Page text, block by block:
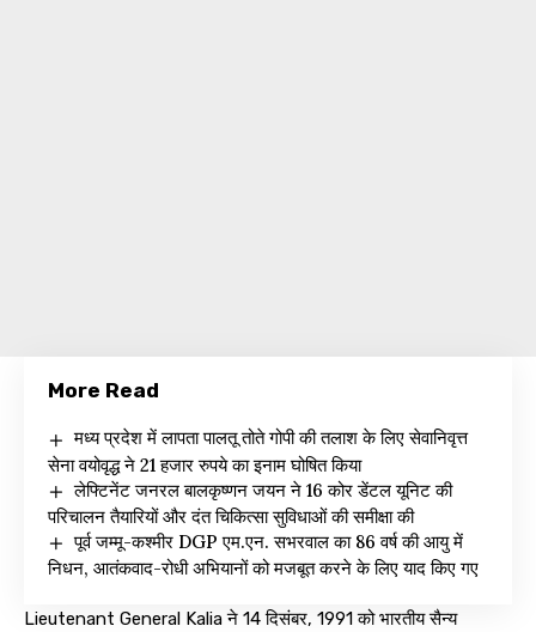
More Read
मध्य प्रदेश में लापता पालतू तोते गोपी की तलाश के लिए सेवानिवृत्त
सेना वयोवृद्ध ने 21 हजार रुपये का इनाम घोषित किया
लेफ्टिनेंट जनरल बालकृष्णन जयन ने 16 कोर डेंटल यूनिट की
परिचालन तैयारियों और दंत चिकित्सा सुविधाओं की समीक्षा की
पूर्व जम्मू-कश्मीर DGP एम.एन. सभरवाल का 86 वर्ष की आयु में
निधन, आतंकवाद-रोधी अभियानों को मजबूत करने के लिए याद किए गए
Lieutenant General Kalia ने 14 दिसंबर, 1991 को भारतीय सैन्य